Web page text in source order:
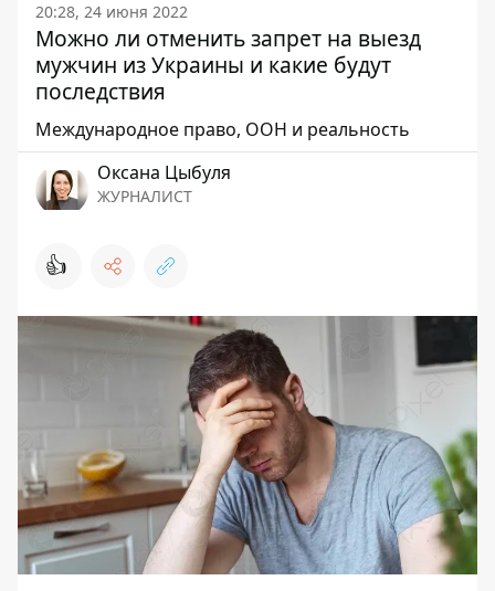
20:28, 24 июня 2022
Можно ли отменить запрет на выезд
мужчин из Украины и какие будут
последствия
Международное право, ООН и реальность
Оксана Цыбуля
ЖУРНАЛИСТ
👍